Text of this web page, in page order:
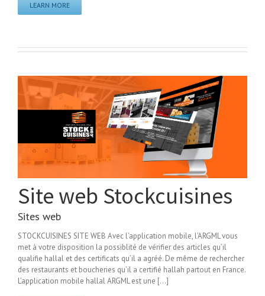
LEARN MORE
Site web Stockcuisines
Sites web
STOCKCUISINES SITE WEB Avec l’application mobile, l’ARGML vous
met à votre disposition la possiblité de vérifier des articles qu’il
qualifie hallal et des certificats qu’il a agréé. De même de rechercher
des restaurants et boucheries qu’il a certifié hallah partout en France.
L’application mobile hallal ARGML est une [...]